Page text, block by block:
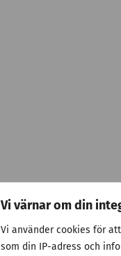
Vi värnar om din
Vi använder cookies för
som din IP-adress och